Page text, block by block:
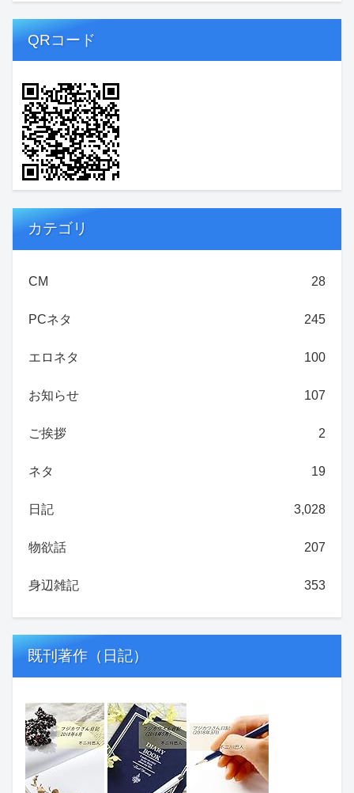
QRコード
カテゴリ
CM 28
PCネタ 245
エロネタ 100
お知らせ 107
ご挨拶 2
ネタ 19
日記 3,028
物欲話 207
身辺雑記 353
既刊著作（日記）